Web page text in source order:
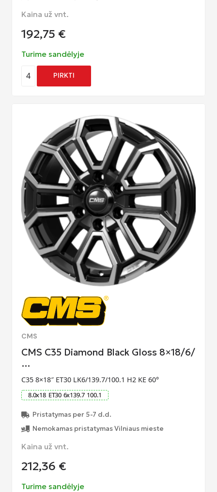
Kaina už vnt.
192,75 €
Turime sandėlyje
4 PIRKTI
CMS
CMS C35 Diamond Black Gloss 8×18/6/
…
C35 8×18″ ET30 LK6/139.7/100.1 H2 KE 60°
8.0x18 ET30 6x139.7 100.1
Pristatymas per 5-7 d.d.
Nemokamas pristatymas Vilniaus mieste
Kaina už vnt.
212,36 €
Turime sandėlyje